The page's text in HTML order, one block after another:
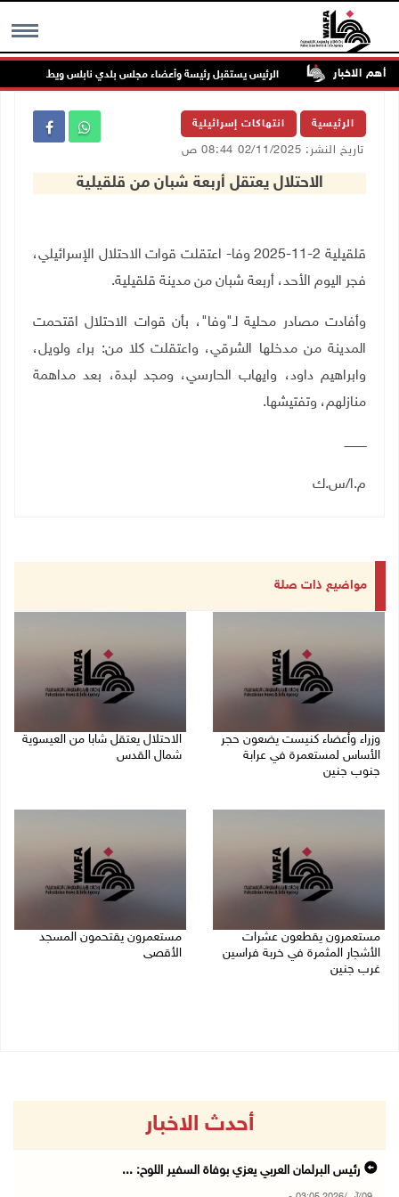
MENU أهم الاخبار
جنين الرئيس يستقبل رئيسة وأعضاء مجلس بلدي نابلس ويطلع على خطط
الرئيسية انتهاكات إسرائيلية
تاريخ النشر: 02/11/2025 08:44 ص
الاحتلال يعتقل أربعة شبان من قلقيلية
قلقيلية 2-11-2025 وفا- اعتقلت قوات الاحتلال الإسرائيلي،
فجر اليوم الأحد، أربعة شبان من مدينة قلقيلية.
وأفادت مصادر محلية لـ"وفا"، بأن قوات الاحتلال اقتحمت
المدينة من مدخلها الشرقي، واعتقلت كلا من: براء ولويل،
وابراهيم داود، وايهاب الحارسي، ومجد لبدة، بعد مداهمة
منازلهم، وتفتيشها.
ــــــــــــ
م.ا/س.ك
مواضيع ذات صلة
وزراء وأعضاء كنيست يضعون حجر
الأساس لمستعمرة في عرابة
جنوب جنين
الاحتلال يعتقل شابا من العيسوية
شمال القدس
مستعمرون يقطعون عشرات
الأشجار المثمرة في خربة فراسين
غرب جنين
مستعمرون يقتحمون المسجد
الأقصى
أحدث الاخبار
رئيس البرلمان العربي يعزي بوفاة السفير اللوح: ...